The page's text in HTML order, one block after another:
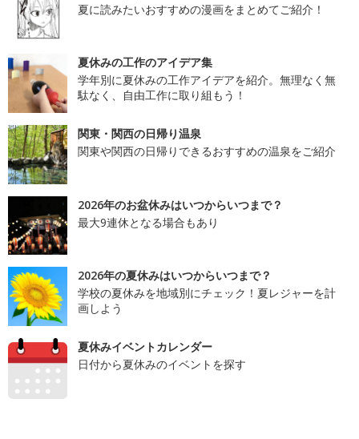
夏に読みたいおすすめの漫画をまとめてご紹介！
夏休みの工作のアイデア集
学年別に夏休みの工作アイデアを紹介。無理なく無
駄なく、自由工作に取り組もう！
関東・関西の日帰り温泉
関東や関西の日帰りできるおすすめの温泉をご紹介
2026年のお盆休みはいつからいつまで？
最大9連休となる場合もあり
2026年の夏休みはいつからいつまで？
学校の夏休みを地域別にチェック！夏レジャーを計
画しよう
夏休みイベントカレンダー
日付から夏休みのイベントを探す